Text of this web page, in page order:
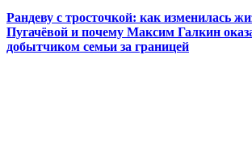
Рандеву с тросточкой: как изменилась
Пугачёвой и почему Максим Галкин
добытчиком семьи за границей